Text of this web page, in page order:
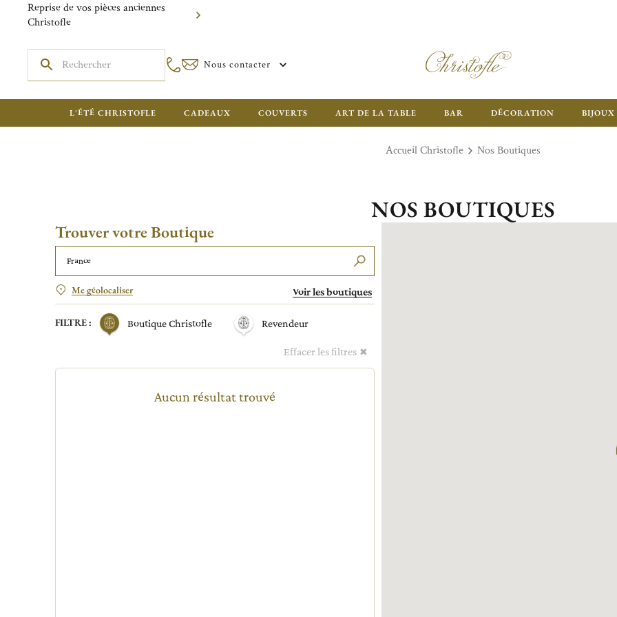
Reprise de vos pièces anciennes
Christofle
Nous contacter
L'ÉTÉ CHRISTOFLE CADEAUX COUVERTS ART DE LA TABLE BAR DÉCORATION BIJOUX
Accueil Christofle Nos Boutiques
NOS BOUTIQUES